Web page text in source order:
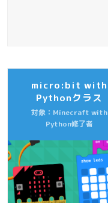
micro:bit with
Pythonクラス
対象：Minecraft with
Python修了者